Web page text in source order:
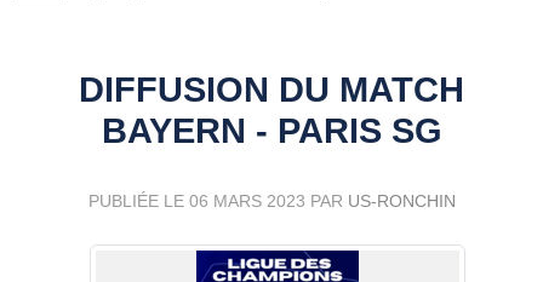
DIFFUSION DU MATCH
BAYERN - PARIS SG
PUBLIÉE LE 06 MARS 2023 PAR US-RONCHIN